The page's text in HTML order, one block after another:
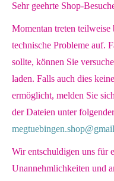
Sehr geehrte Shop-
Momentan treten
technische Probleme auf.
sollte, können Sie
laden. Falls auch dies
ermöglicht, melden Sie
der Dateien unter
Wir entschuldigen uns für
Unannehmlichkeiten und